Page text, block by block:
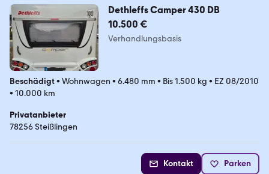
Dethleffs Camper 430 DB
10.500 €
Verhandlungsbasis
Beschädigt• Wohnwagen • 6.480 mm • Bis 1.500 kg • EZ 08/2010
• 10.000 km
Privatanbieter
78256 Steißlingen
Kontakt Parken